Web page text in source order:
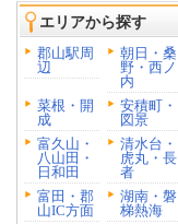
エリアから探す
郡山駅周
辺
朝日・桑
野・西ノ
内
菜根・開
成
安積町・
図景
富久山・
八山田・
日和田
清水台・
虎丸・長
者
富田・郡
山IC方面
湖南・磐
梯熱海